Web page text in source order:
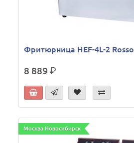
Фритюрница HEF-4L-2 Rosso
8 889р.
Москва Новосибирск